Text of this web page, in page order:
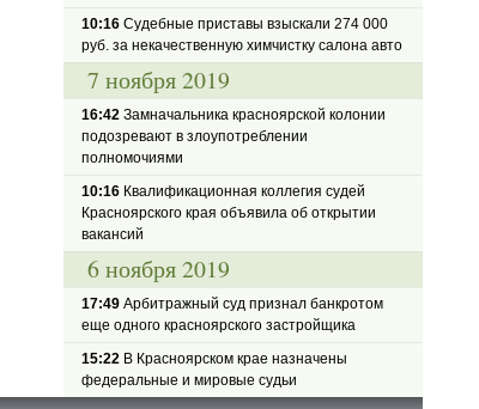
10:16 Судебные приставы взыскали 274 000
руб. за некачественную химчистку салона авто
7 ноября 2019
16:42 Замначальника красноярской колонии
подозревают в злоупотреблении
полномочиями
10:16 Квалификационная коллегия судей
Красноярского края объявила об открытии
вакансий
6 ноября 2019
17:49 Арбитражный суд признал банкротом
еще одного красноярского застройщика
15:22 В Красноярском крае назначены
федеральные и мировые судьи